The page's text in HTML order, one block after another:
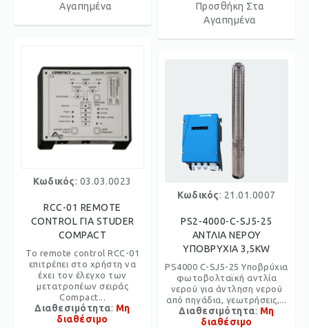
Αγαπημένα
Κωδικός: 03.03.0023
RCC-01 REMOTE
CONTROL ΓΙΑ STUDER
COMPACT
Το remote control RCC-01
επιτρέπει στο χρήστη να
έχει τον έλεγχο των
μετατροπέων σειράς
Compact...
Διαθεσιμότητα: Μη
διαθέσιμο
Προσθήκη Στα
Αγαπημένα
Κωδικός: 21.01.0007
PS2-4000-C-SJ5-25
ΑΝΤΛΙΑ ΝΕΡΟΥ
ΥΠΟΒΡΥΧΙΑ 3,5KW
PS4000 C-SJ5-25 Υποβρύχια
φωτοβολταϊκή αντλία
νερού για άντληση νερού
από πηγάδια, γεωτρήσεις,...
Διαθεσιμότητα: Μη
διαθέσιμο